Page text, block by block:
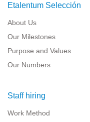
Etalentum Selección
About Us
Our Milestones
Purpose and Values
Our Numbers
Staff hiring
Work Method